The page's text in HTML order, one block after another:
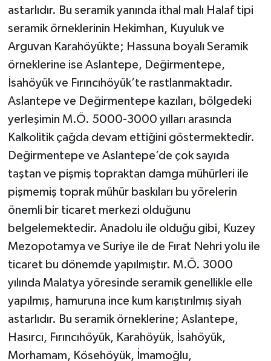
astarlıdır. Bu seramik yanında ithal malı Halaf tipi
seramik örneklerinin Hekimhan, Kuyuluk ve
Arguvan Karahöyükte; Hassuna boyalı Seramik
örneklerine ise Aslantepe, Değirmentepe,
İsahöyük ve Fırıncıhöyük’te rastlanmaktadır.
Aslantepe ve Değirmentepe kazıları, bölgedeki
yerleşimin M.Ö. 5000-3000 yılları arasında
Kalkolitik çağda devam ettiğini göstermektedir.
Değirmentepe ve Aslantepe’de çok sayıda
taştan ve pişmiş topraktan damga mühürleri ile
pişmemiş toprak mühür baskıları bu yörelerin
önemli bir ticaret merkezi olduğunu
belgelemektedir. Anadolu ile olduğu gibi, Kuzey
Mezopotamya ve Suriye ile de Fırat Nehri yolu ile
ticaret bu dönemde yapılmıştır. M.Ö. 3000
yılında Malatya yöresinde seramik genellikle elle
yapılmış, hamuruna ince kum karıştırılmış siyah
astarlıdır. Bu seramik örneklerine; Aslantepe,
Hasırcı, Fırıncıhöyük, Karahöyük, İsahöyük,
Morhamam, Kösehöyük, İmamoğlu,